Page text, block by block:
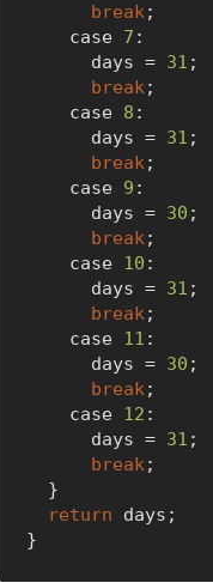
break;
    case
7 :
      days =
31 ;
break;
    case
8 :
      days =
31 ;
break;
    case
9 :
      days =
30 ;
break;
    case
10 :
      days =
31 ;
break;
    case
11 :
      days =
30 ;
break;
    case
12 :
      days =
31 ;
break;
return days;